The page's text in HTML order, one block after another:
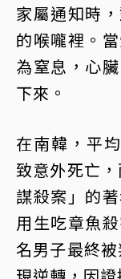
家屬通知時
的喉嚨裡。
為窒息，心
下來。
在南韓，平
致意外死亡
謀殺案」的
用生吃章魚
名男子最終